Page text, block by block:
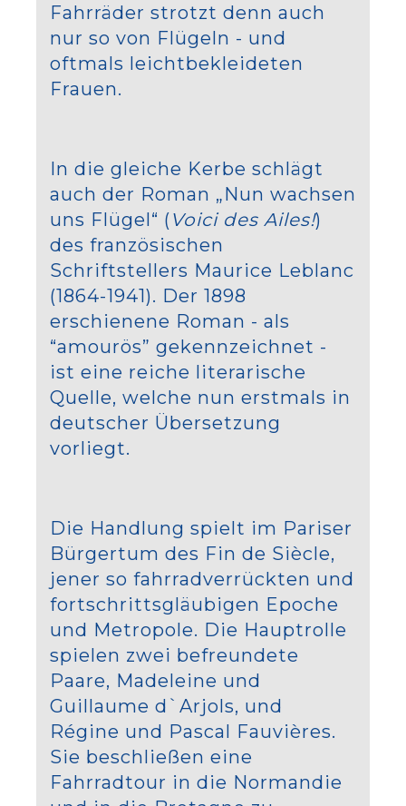
Fahrräder strotzt denn auch
nur so von Flügeln - und
oftmals leichtbekleideten
Frauen.
In die gleiche Kerbe schlägt
auch der Roman „Nun wachsen
uns Flügel“ (Voici des Ailes!)
des französischen
Schriftstellers Maurice Leblanc
(1864-1941). Der 1898
erschienene Roman - als
“amourös” gekennzeichnet -
ist eine reiche literarische
Quelle, welche nun erstmals in
deutscher Übersetzung
vorliegt.
Die Handlung spielt im Pariser
Bürgertum des Fin de Siècle,
jener so fahrradverrückten und
fortschrittsgläubigen Epoche
und Metropole. Die Hauptrolle
spielen zwei befreundete
Paare, Madeleine und
Guillaume d`Arjols, und
Régine und Pascal Fauvières.
Sie beschließen eine
Fahrradtour in die Normandie